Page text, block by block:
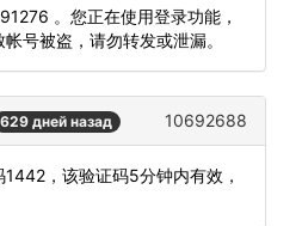
。您正在使用登录功能，
号被盗，请勿转发或泄漏。
629 дней назад 10692688
1442，该验证码5分钟内有效，